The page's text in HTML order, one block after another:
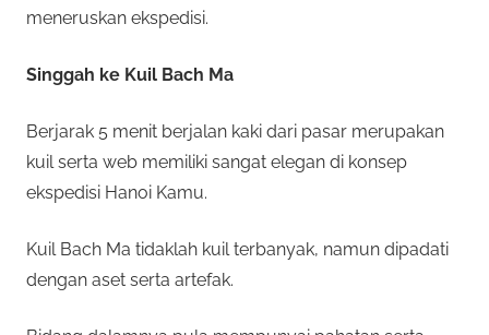
meneruskan ekspedisi.
Singgah ke Kuil Bach Ma
Berjarak 5 menit berjalan kaki dari pasar merupakan
kuil serta web memiliki sangat elegan di konsep
ekspedisi Hanoi Kamu.
Kuil Bach Ma tidaklah kuil terbanyak, namun dipadati
dengan aset serta artefak.